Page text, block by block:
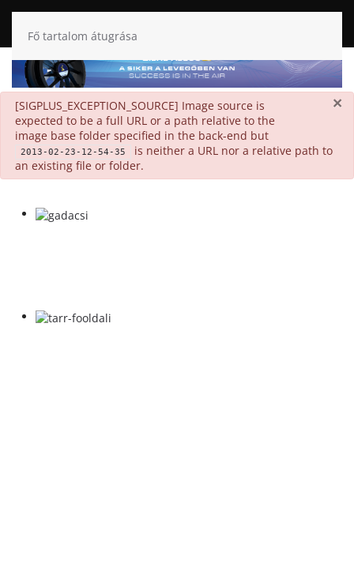
Fő tartalom átugrása
×
danger
[SIGPLUS_EXCEPTION_SOURCE] Image source is
expected to be a full URL or a path relative to the
image base folder specified in the back-end but
2013-02-23-12-54-35
is neither a URL nor a relative path to
an existing file or folder.